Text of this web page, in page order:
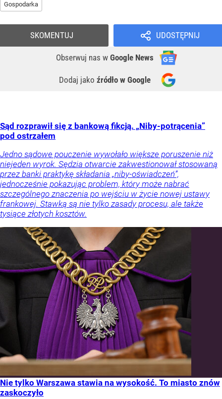
Gospodarka
UDOSTĘPNIJ
Obserwuj nas w Google News
Dodaj jako źródło w Google
SKOMENTUJ
Sąd rozprawił się z bankową fikcją. „Niby-potrącenia”
pod ostrzałem
Jedno sądowe pouczenie wywołało większe poruszenie niż
niejeden wyrok. Sędzia otwarcie zakwestionował stosowaną
przez banki praktykę składania „niby-oświadczeń”,
jednocześnie pokazując problem, który może nabrać
szczególnego znaczenia po wejściu w życie nowej ustawy
frankowej. Stawką są nie tylko zasady procesu, ale także
tysiące złotych kosztów.
Nie tylko Warszawa stawia na wysokość. To miasto znów
zaskoczyło